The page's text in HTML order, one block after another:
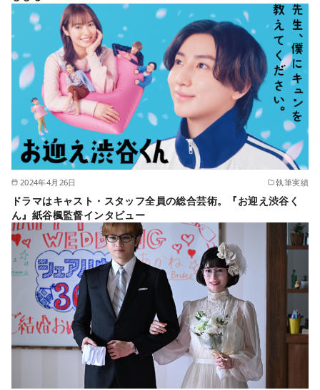
2024年4月26日 執筆実績
ドラマはキャスト・スタッフ全員の総合芸術。『お迎え渋谷く
ん』紙谷楓監督インタビュー